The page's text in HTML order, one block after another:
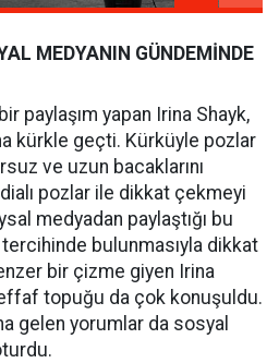
MEDYANIN GÜNDEMİNDE
paylaşım yapan Irina Shayk,
kürkle geçti. Kürküyle pozlar
ve uzun bacaklarını
pozlar ile dikkat çekmeyi
medyadan paylaştığı bu
bulunmasıyla dikkat
bir çizme giyen Irina
topuğu da çok konuşuldu.
gelen yorumlar da sosyal